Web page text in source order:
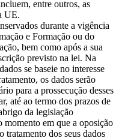
entre outros, as
UE.
durante a vigência
e Formação ou do
bem como após a sua
previsto na lei. Na
se baseie no interesse
os dados serão
para a prossecução desses
até ao termo dos prazos de
da legislação
momento em que a oposição
tratamento dos seus dados